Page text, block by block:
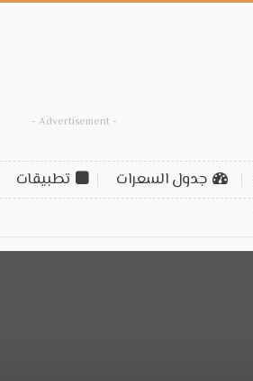
- Advertisement -
جدول السعرات تطبيقات